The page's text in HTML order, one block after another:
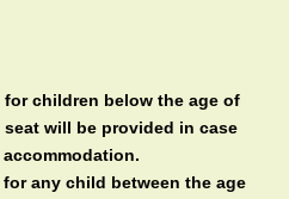
for children below the age of
seat will be provided in case
any child between the age